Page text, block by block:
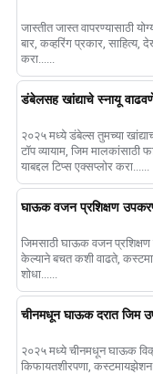
जास्तीत जास्त वापरण्यासाठी
बार, कव्हरिंग प्रकार, साहित्य,
करा......
डंबेलसह खांद्याचे स्नायू
२०२५ मध्ये डंबेल्स तुमच्या
टॉप व्यायाम, जिम
याबद्दल टिप्स एक्सप्लोर करा......
घाऊक वजन प्रशिक्षण
जिमसाठी घाऊक वजन
केल्याने बचत कशी वाढते,
शोधा......
चीनमधून घाऊक दरात जिम
२०२५ मध्ये चीनमधून घाऊक
किफायतशीरपणा, कस्टमायझेशन